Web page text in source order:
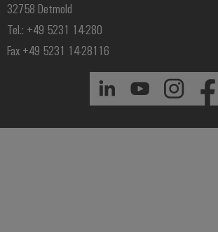
32758 Detmold
Tel.: +49 5231 14-280
Fax +49 5231 14-28116